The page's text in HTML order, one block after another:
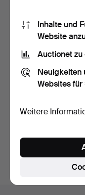
Beendet 3. Aug 2026
Inhalte und
Website
Auctionet
Neuigkeiten
Websites für
Weitere